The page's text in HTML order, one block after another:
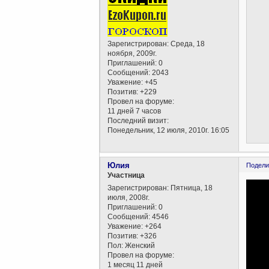
Зарегистрирован: Среда, 18
ноября, 2009г.
Приглашений: 0
Сообщений: 2043
Уважение: +45
Позитив: +229
Провел на форуме:
11 дней 7 часов
Последний визит:
Понедельник, 12 июля, 2010г. 16:05
Юлия
Участница
Зарегистрирован: Пятница, 18
июля, 2008г.
Приглашений: 0
Сообщений: 4546
Уважение: +264
Позитив: +326
Пол: Женский
Провел на форуме:
1 месяц 11 дней